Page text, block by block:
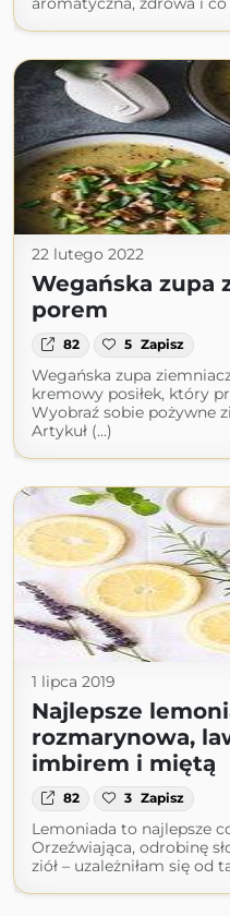
22 lutego 2022
Wegańska zupa
porem
82 5 Zapisz
Wegańska zupa
kremowy posiłek, który
Wyobraź sobie pożywne
Artykuł (...)
1 lipca 2019
Najlepsze
rozmarynowa,
imbirem i miętą
82 3 Zapisz
Lemoniada to najlepsze
Orzeźwiająca, odrobinę
ziół – uzależniłam się od